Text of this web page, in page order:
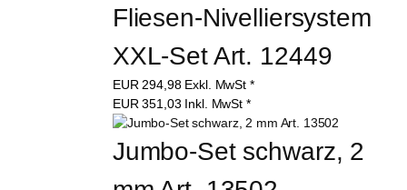
Fliesen-Nivelliersystem
XXL-Set Art. 12449
EUR294,98 Exkl. MwSt *
EUR351,03 Inkl. MwSt *
Jumbo-Set schwarz, 2